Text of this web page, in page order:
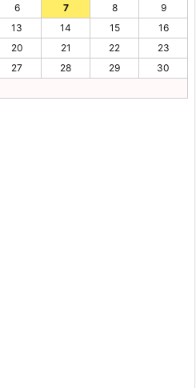
6 7 8
9
13 14 15
16
20 21 22
23
27 28 29
30